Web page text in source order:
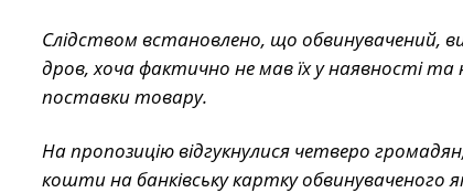
Слідством встановлено, що обвинувачений,
дров, хоча фактично не мав їх у наявності та
поставки товару.
На пропозицію відгукнулися четверо
кошти на банківську картку